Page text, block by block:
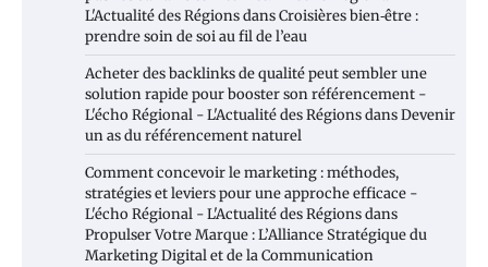
L'Actualité des RégionsdansCroisières bien‑être :
prendre soin de soi au fil de l’eau
Acheter des backlinks de qualité peut sembler une
solution rapide pour booster son référencement -
L'écho Régional - L'Actualité des RégionsdansDevenir
un as du référencement naturel
Comment concevoir le marketing : méthodes,
stratégies et leviers pour une approche efficace -
L'écho Régional - L'Actualité des Régionsdans
Propulser Votre Marque : L’Alliance Stratégique du
Marketing Digital et de la Communication